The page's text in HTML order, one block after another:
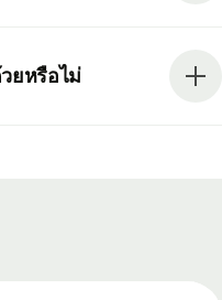
ยหรือไม่